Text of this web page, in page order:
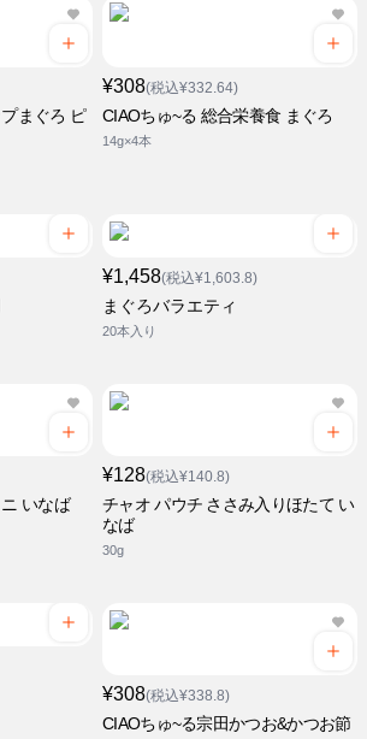
まぐろ ピ
¥308(税込¥332.64)
CIAOちゅ~る 総合栄養食 まぐろ
14g×4本
¥1,458(税込¥1,603.8)
まぐろバラエティ
20本入り
いなば
¥128(税込¥140.8)
チャオ パウチ ささみ入りほたて い
なば
30g
¥308(税込¥338.8)
CIAOちゅ~る宗田かつお&かつお節